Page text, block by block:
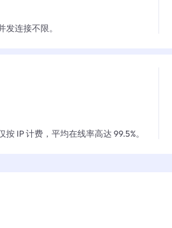
连接不限。
IP 计费，平均在线率高达 99.5%。